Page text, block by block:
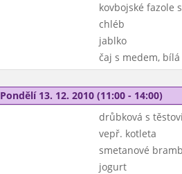
kovbojské fazole
chléb
jablko
čaj s medem, bílá
Pondělí 13. 12. 2010 (11:00 - 14:00)
drůbková s
vepř. kotleta
smetanové
jogurt